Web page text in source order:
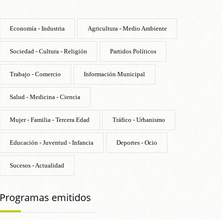
Economía - Industria Agricultura - Medio Ambiente
Sociedad - Cultura - Religión Partidos Políticos
Trabajo - Comercio Información Municipal
Salud - Medicina - Ciencia
Mujer - Familia - Tercera Edad Tráfico - Urbanismo
Educación - Juventud - Infancia Deportes - Ocio
Sucesos - Actualidad
Programas emitidos